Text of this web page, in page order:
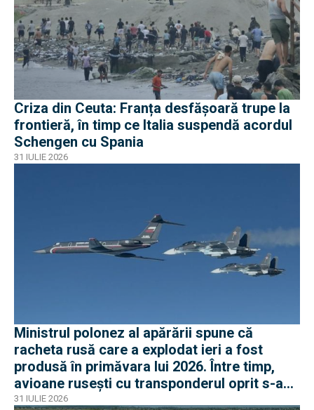
Criza din Ceuta: Franța desfășoară trupe la
frontieră, în timp ce Italia suspendă acordul
Schengen cu Spania
31 IULIE 2026
Ministrul polonez al apărării spune că
racheta rusă care a explodat ieri a fost
produsă în primăvara lui 2026. Între timp,
avioane rusești cu transponderul oprit s-au
apropiat de frontiera Poloniei
31 IULIE 2026